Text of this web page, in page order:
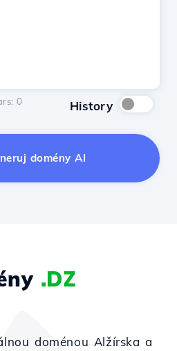
0 History
domény AI
.DZ
doménou Alžírska a